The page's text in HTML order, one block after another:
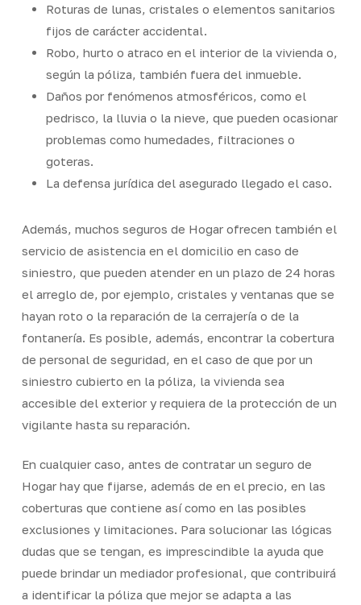
Roturas de lunas, cristales o elementos sanitarios
fijos de carácter accidental.
Robo, hurto o atraco en el interior de la vivienda o,
según la póliza, también fuera del inmueble.
Daños por fenómenos atmosféricos, como el
pedrisco, la lluvia o la nieve, que pueden ocasionar
problemas como humedades, filtraciones o
goteras.
La defensa jurídica del asegurado llegado el caso.
Además, muchos seguros de Hogar ofrecen también el
servicio de asistencia en el domicilio en caso de
siniestro, que pueden atender en un plazo de 24 horas
el arreglo de, por ejemplo, cristales y ventanas que se
hayan roto o la reparación de la cerrajería o de la
fontanería. Es posible, además, encontrar la cobertura
de personal de seguridad, en el caso de que por un
siniestro cubierto en la póliza, la vivienda sea
accesible del exterior y requiera de la protección de un
vigilante hasta su reparación.
En cualquier caso, antes de contratar un seguro de
Hogar hay que fijarse, además de en el precio, en las
coberturas que contiene así como en las posibles
exclusiones y limitaciones. Para solucionar las lógicas
dudas que se tengan, es imprescindible la ayuda que
puede brindar un mediador profesional, que contribuirá
a identificar la póliza que mejor se adapta a las